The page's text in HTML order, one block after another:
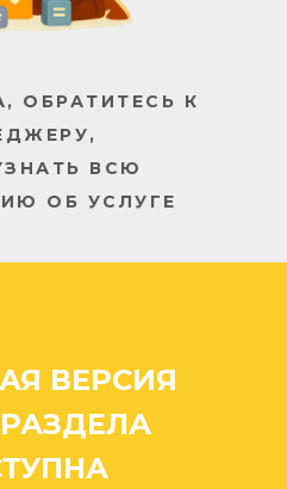
ОБРАТИТЕСЬ К
ВСЮ
ОБ УСЛУГЕ
/// Северодвинск
/// Каргополь
/// Мирный
///Коряжма
///Котлас
/// ШенкурскВЕРСИЯ